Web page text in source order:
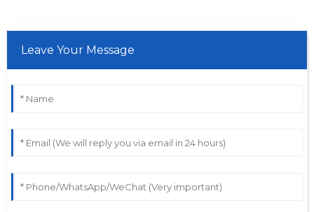
Leave Your Message